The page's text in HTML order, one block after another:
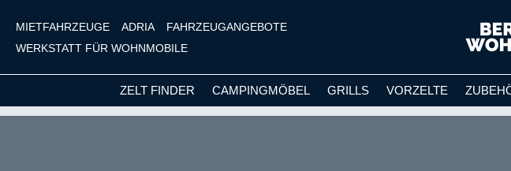
Hauptinhalt springen
Zur Suche springen
Zur Hauptnavigation springen
MIETFAHRZEUGE ADRIA
FAHRZEUGANGEBOTE
WERKSTATT FÜR WOHNMOBILE
ZELT FINDER CAMPINGMÖBEL GRILLS VORZELTE